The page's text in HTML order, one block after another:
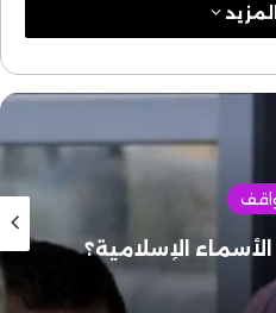
في حدودها الجديدة وإخراج
حق العودة للاجئين
الشديد يحدث هذا على مرآى
والإسلامي دون أي رد
القرارات العدوانية ، فإن
الإسلامية؟